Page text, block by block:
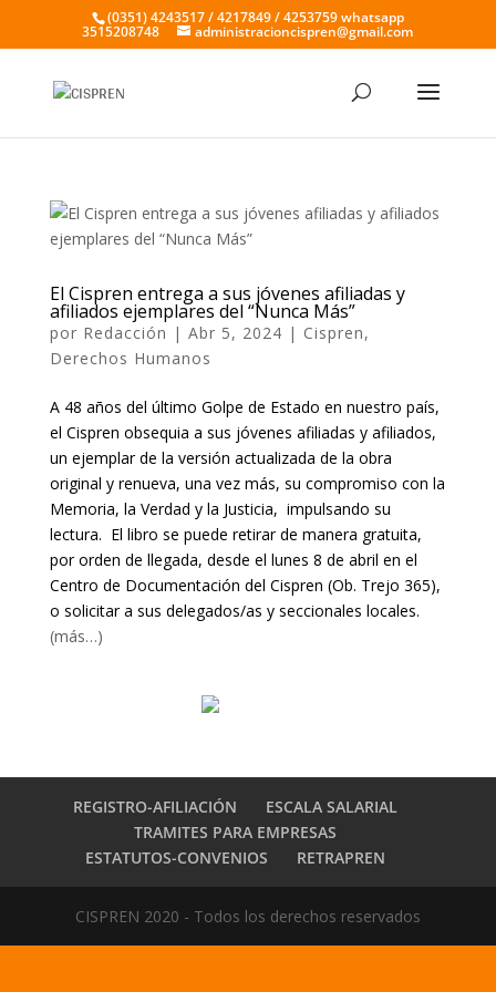
(0351) 4243517 / 4217849 / 4253759 whatsapp
3515208748 administracioncispren@gmail.com
El Cispren entrega a sus jóvenes afiliadas y
afiliados ejemplares del “Nunca Más”
por Redacción | Abr 5, 2024 | Cispren,
Derechos Humanos
A 48 años del último Golpe de Estado en nuestro país,
el Cispren obsequia a sus jóvenes afiliadas y afiliados,
un ejemplar de la versión actualizada de la obra
original y renueva, una vez más, su compromiso con la
Memoria, la Verdad y la Justicia, impulsando su
lectura. El libro se puede retirar de manera gratuita,
por orden de llegada, desde el lunes 8 de abril en el
Centro de Documentación del Cispren (Ob. Trejo 365),
o solicitar a sus delegados/as y seccionales locales.
(más…)
REGISTRO-AFILIACIÓN
ESCALA SALARIAL
TRAMITES PARA EMPRESAS
ESTATUTOS-CONVENIOS
RETRAPREN
CISPREN 2020 - Todos los derechos reservados